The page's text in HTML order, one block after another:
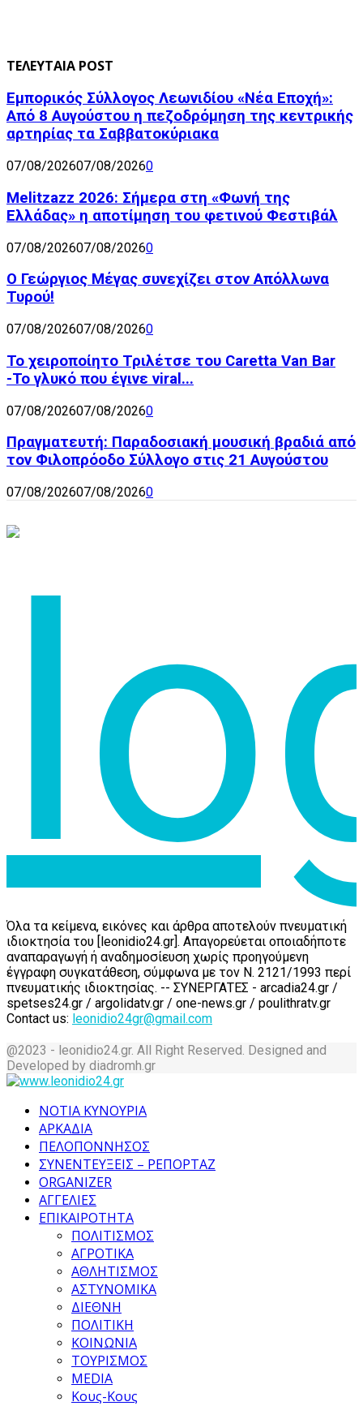
ΤΕΛΕΥΤΑΙΑ POST
Εμπορικός Σύλλογος Λεωνιδίου «Νέα Εποχή»:
Από 8 Αυγούστου η πεζοδρόμηση της κεντρικής
αρτηρίας τα Σαββατοκύριακα
07/08/202607/08/20260
Melitzazz 2026: Σήμερα στη «Φωνή της
Ελλάδας» η αποτίμηση του φετινού Φεστιβάλ
07/08/202607/08/20260
Ο Γεώργιος Μέγας συνεχίζει στον Απόλλωνα
Τυρού!
07/08/202607/08/20260
Το χειροποίητο Τριλέτσε του Caretta Van Bar
-Το γλυκό που έγινε viral...
07/08/202607/08/20260
Πραγματευτή: Παραδοσιακή μουσική βραδιά από
τον Φιλοπρόοδο Σύλλογο στις 21 Αυγούστου
07/08/202607/08/20260
Όλα τα κείμενα, εικόνες και άρθρα αποτελούν πνευματική
ιδιοκτησία του [leonidio24.gr]. Απαγορεύεται οποιαδήποτε
αναπαραγωγή ή αναδημοσίευση χωρίς προηγούμενη
έγγραφη συγκατάθεση, σύμφωνα με τον Ν. 2121/1993 περί
πνευματικής ιδιοκτησίας. -- ΣΥΝΕΡΓΑΤΕΣ - arcadia24.gr /
spetses24.gr / argolidatv.gr / one-news.gr / poulithratv.gr
Contact us: leonidio24gr@gmail.com
@2023 - leonidio24.gr. All Right Reserved. Designed and
Developed by diadromh.gr
ΝΟΤΙΑ ΚΥΝΟΥΡΙΑ
ΑΡΚΑΔΙΑ
ΠΕΛΟΠΟΝΝΗΣΟΣ
ΣΥΝΕΝΤΕΥΞΕΙΣ – ΡΕΠΟΡΤΑΖ
ORGANIZER
ΑΓΓΕΛΙΕΣ
ΕΠΙΚΑΙΡΟΤΗΤΑ
ΠΟΛΙΤΙΣΜΟΣ
ΑΓΡΟΤΙΚΑ
ΑΘΛΗΤΙΣΜΟΣ
ΑΣΤΥΝΟΜΙΚΑ
ΔΙΕΘΝΗ
ΠΟΛΙΤΙΚΗ
ΚΟΙΝΩΝΙΑ
ΤΟΥΡΙΣΜΟΣ
MEDIA
Κους-Κους